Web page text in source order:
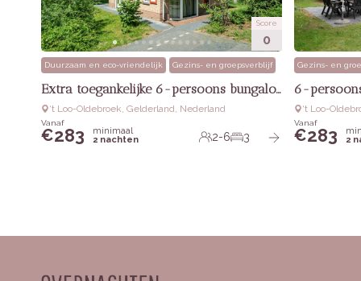
Score
0
Duurzaam en eco-vriendelijk Gezins- en groepsverblijf
Extra toegankelijke 6-persoons bungalow
‘t Loo-Oldebroek, Gelderland, Nederland
Vanaf
€283
minimaal
2 nachten
2-6 3
Gezins- en
6-
‘t Loo-
Vanaf
€283
2